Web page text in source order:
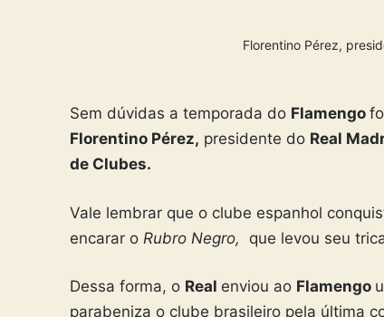
Florentino Pérez,
Sem dúvidas a temporada do Flamengo
Florentino Pérez, presidente do Real
de Clubes.
Vale lembrar que o clube espanhol
encarar o Rubro Negro, que levou seu
Dessa forma, o Real enviou ao Flamengo
parabeniza o clube brasileiro pela última